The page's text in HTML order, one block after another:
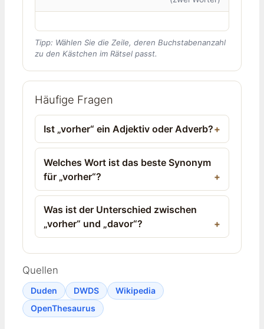
Tipp: Wählen Sie die Zeile, deren Buchstabenanzahl
zu den Kästchen im Rätsel passt.
Häufige Fragen
Ist „vorher“ ein Adjektiv oder Adverb?
Welches Wort ist das beste Synonym
für „vorher“?
Was ist der Unterschied zwischen
„vorher“ und „davor“?
Quellen
Duden DWDS
Wikipedia
OpenThesaurus